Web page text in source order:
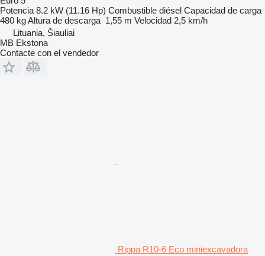
Potencia 8.2 kW (11.16 Hp) Combustible diésel Capacidad de carga
480 kgAltura de descarga 1,55 m Velocidad 2,5 km/h
Lituania, Šiauliai
MB Ekstona
Contacte con el vendedor
Rippa R10-6 Eco miniexcavadora